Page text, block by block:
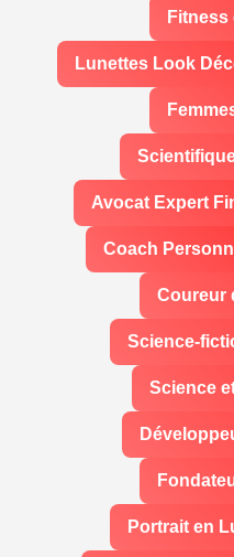
Fitness
Lunettes Look
Avocat Expert
Coach
Coureur
Science-
Science
Portrait en